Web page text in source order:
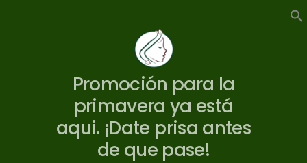
Promoción para la
primavera ya está
aqui. ¡Date prisa antes
de que pase!